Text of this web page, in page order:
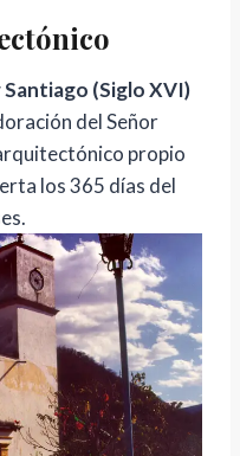
(Siglo XVI)
del Señor
propio
los 365 días del